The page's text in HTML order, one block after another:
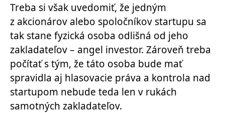
Treba si však uvedomiť, že jedným
z akcionárov alebo spoločníkov startupu sa
tak stane fyzická osoba odlišná od jeho
zakladateľov – angel investor. Zároveň treba
počítať s tým, že táto osoba bude mať
spravidla aj hlasovacie práva a kontrola nad
startupom nebude teda len v rukách
samotných zakladateľov.